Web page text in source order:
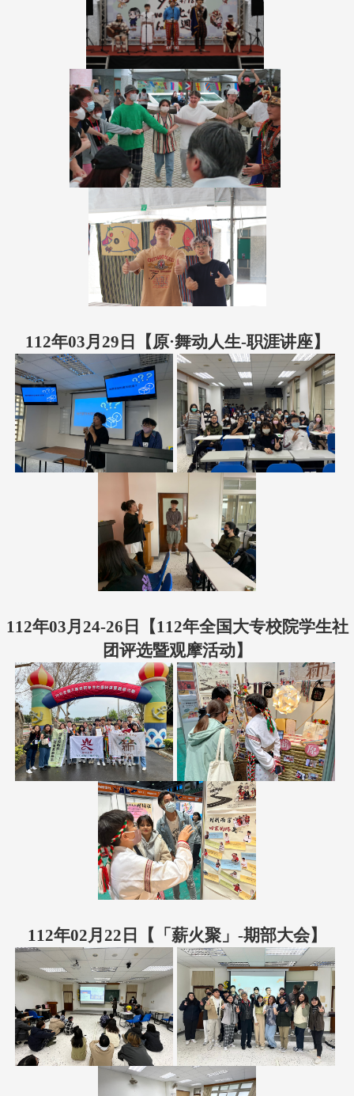
112年03月29日【原·舞动人生-职涯讲座】
112年03月24-26日【112年全国大专校院学生社
团评选暨观摩活动】
112年02月22日 【「薪火聚」-期部大会】